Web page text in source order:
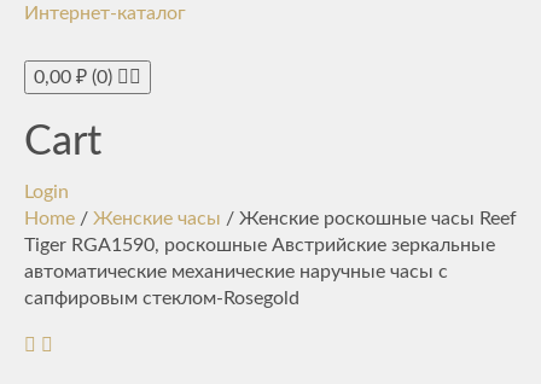
Интернет-каталог
0,00 ₽ (0)
Cart
Login
Home / Женские часы / Женские роскошные часы Reef
Tiger RGA1590, роскошные Австрийские зеркальные
автоматические механические наручные часы с
сапфировым стеклом-Rosegold